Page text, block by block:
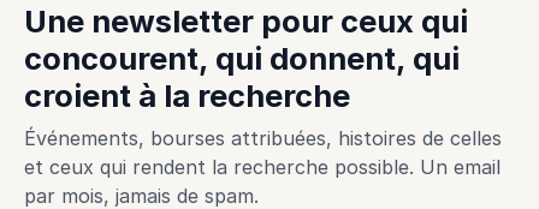
Une newsletter pour ceux qui
concourent, qui donnent, qui
croient à la recherche
Événements, bourses attribuées, histoires de celles
et ceux qui rendent la recherche possible. Un email
par mois, jamais de spam.